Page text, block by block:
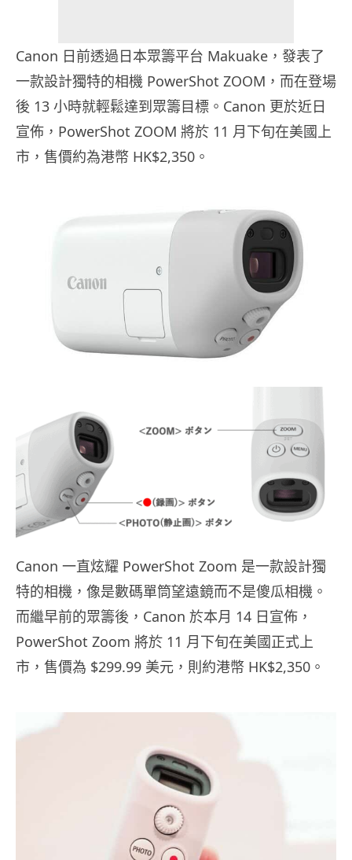
Canon 日前透過日本眾籌平台 Makuake，發表了
一款設計獨特的相機 PowerShot ZOOM，而在登場
後 13 小時就輕鬆達到眾籌目標。Canon 更於近日
宣佈，PowerShot ZOOM 將於 11 月下旬在美國上
市，售價約為港幣 HK$2,350。
Canon 一直炫耀 PowerShot Zoom 是一款設計獨
特的相機，像是數碼單筒望遠鏡而不是傻瓜相機。
而繼早前的眾籌後，Canon 於本月 14 日宣佈，
PowerShot Zoom 將於 11 月下旬在美國正式上
市，售價為 $299.99 美元，則約港幣 HK$2,350。